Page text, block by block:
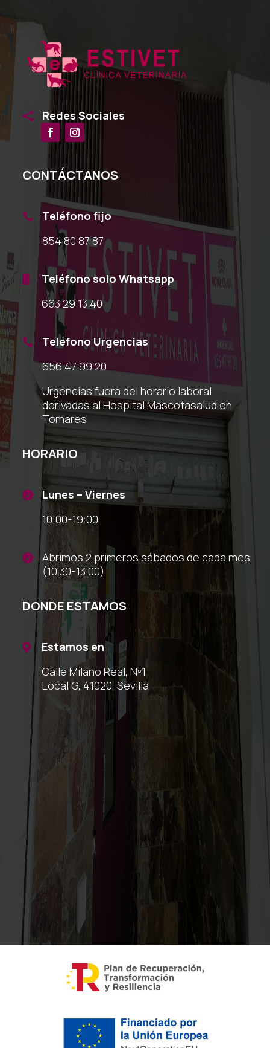
 Redes Sociales
CONTÁCTANOS

Teléfono fijo
854 80 87 87
Teléfono solo Whatsapp
663 29 13 40

Teléfono Urgencias
656 47 99 20
Urgencias fuera del horario laboral
derivadas al Hospital Mascotasalud en
Tomares
HORARIO

Lunes – Viernes
10:00-19:00

Abrimos 2 primeros sábados de cada mes
(10.30-13.00)
DONDE ESTAMOS

Estamos en
Calle Milano Real, Nº1
Local G, 41020, Sevilla